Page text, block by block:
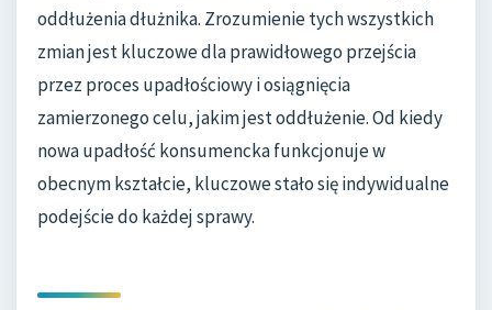
oddłużenia dłużnika. Zrozumienie tych wszystkich
zmian jest kluczowe dla prawidłowego przejścia
przez proces upadłościowy i osiągnięcia
zamierzonego celu, jakim jest oddłużenie. Od kiedy
nowa upadłość konsumencka funkcjonuje w
obecnym kształcie, kluczowe stało się indywidualne
podejście do każdej sprawy.